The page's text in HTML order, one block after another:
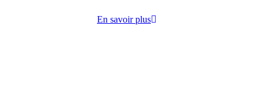
En savoir plus